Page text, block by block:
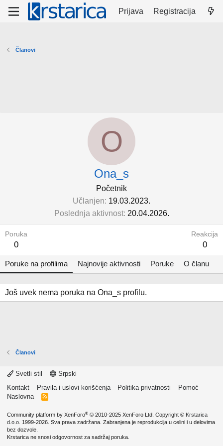
Prijava Registracija
Članovi
O
Ona_s
Početnik
Učlanjen 19.03.2023.
Poslednja aktivnost 20.04.2026.
Poruka
0
Reakcija
0
Poruke na profilima Najnovije aktivnosti Poruke O članu
Još uvek nema poruka na Ona_s profilu.
Članovi
Svetli stil
Srpski
Kontakt
Pravila i uslovi korišćenja Politika privatnosti
Pomoć
Naslovna
R
Community platform by XenForo® © 2010-2025 XenForo Ltd. Copyright © Krstarica
d.o.o. 1999-2026. Sva prava zadržana. Zabranjena je reprodukcija u celini i u delovima
bez dozvole.
Krstarica ne snosi odgovornost za sadržaj poruka.